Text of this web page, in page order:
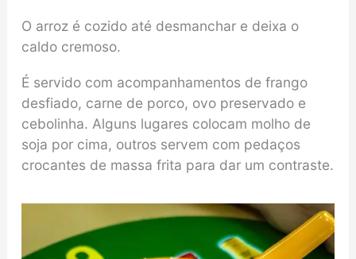
O arroz é cozido até desmanchar e deixa o
caldo cremoso.
É servido com acompanhamentos de frango
desfiado, carne de porco, ovo preservado e
cebolinha. Alguns lugares colocam molho de
soja por cima, outros servem com pedaços
crocantes de massa frita para dar um contraste.